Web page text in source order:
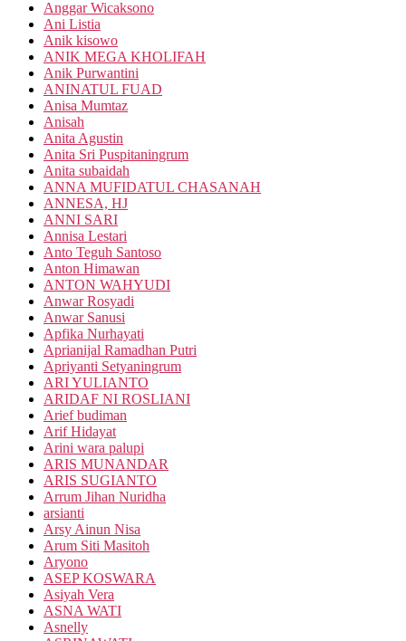
Anggar Wicaksono
Ani Listia
Anik kisowo
ANIK MEGA KHOLIFAH
Anik Purwantini
ANINATUL FUAD
Anisa Mumtaz
Anisah
Anita Agustin
Anita Sri Puspitaningrum
Anita subaidah
ANNA MUFIDATUL CHASANAH
ANNESA, HJ
ANNI SARI
Annisa Lestari
Anto Teguh Santoso
Anton Himawan
ANTON WAHYUDI
Anwar Rosyadi
Anwar Sanusi
Apfika Nurhayati
Aprianijal Ramadhan Putri
Apriyanti Setyaningrum
ARI YULIANTO
ARIDAF NI ROSLIANI
Arief budiman
Arif Hidayat
Arini wara palupi
ARIS MUNANDAR
ARIS SUGIANTO
Arrum Jihan Nuridha
arsianti
Arsy Ainun Nisa
Arum Siti Masitoh
Aryono
ASEP KOSWARA
Asiyah Vera
ASNA WATI
Asnelly